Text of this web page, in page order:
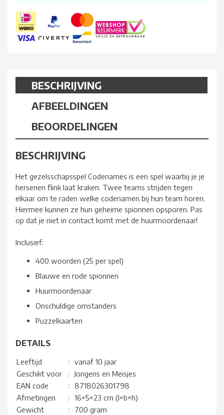
BESCHRIJVING
AFBEELDINGEN
BEOORDELINGEN
BESCHRIJVING
Het gezelsschapsspel Codenames is een spel waarbij je je
hersenen flink laat kraken. Twee teams strijden tegen
elkaar om te raden welke codenamen bij hun team horen.
Hiermee kunnen ze hun geheime spionnen opsporen. Pas
op dat je niet in contact komt met de huurmoordenaar!
Inclusief:
400 woorden (25 per spel)
Blauwe en rode spionnen
Huurmoordenaar
Onschuldige omstanders
Puzzelkaarten
DETAILS
Leeftijd :
vanaf 10 jaar
Geschikt voor
:
Jongens en Meisjes
EAN code
:
8718026301798
Afmetingen
:
16×5×23 cm (l×b×h)
Gewicht
:
700 gram